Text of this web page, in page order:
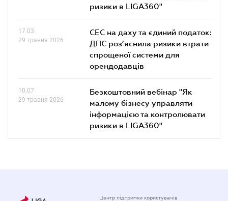
ризики в LIGA360"
17.03
29 травня 2026
СЕС на даху та єдиний податок:
ДПС роз’яснила ризики втрати
спрощеної системи для
орендодавців
10.07
29 травня 2026
Безкоштовний вебінар "Як
малому бізнесу управляти
інформацією та контролювати
ризики в LIGA360"
Центр підтримки користувачів